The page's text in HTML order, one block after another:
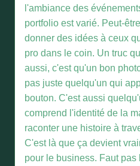
l'ambiance des
portfolio est varié. Peut-
donner des idées à ceux
pro dans le coin. Un truc
aussi, c'est qu'un bon
pas juste quelqu'un qui
bouton. C'est aussi
comprend l'identité de la
raconter une histoire à
C'est là que ça devient
pour le business. Faut pas